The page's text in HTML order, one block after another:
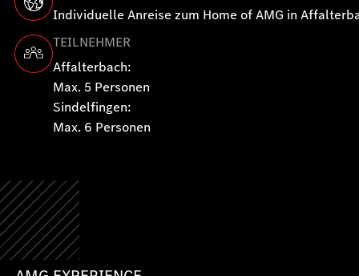
Individuelle Anreise zum Home of AMG in
TEILNEHMER
Affalterbach:
Max. 5 Personen
Sindelfingen:
Max. 6 Personen